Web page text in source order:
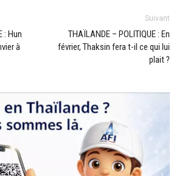
: Hun
à
Suivant
THAÏLANDE – POLITIQUE : En
février, Thaksin fera t-il ce qui lui
plait ?